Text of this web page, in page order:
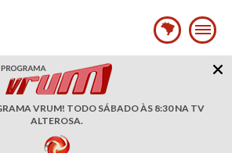
VRUM! TODO SÁBADO ÀS 8:30 NA TV
ALTEROSA.